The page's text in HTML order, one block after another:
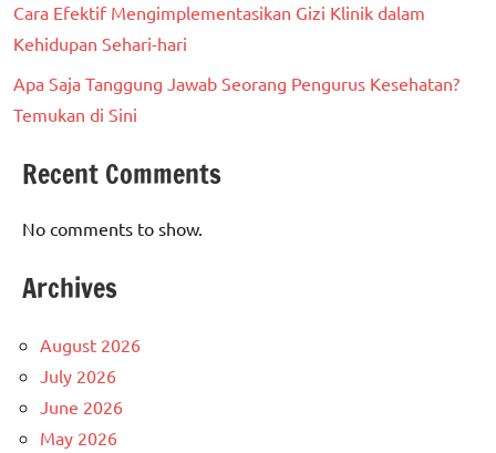
Cara Efektif Mengimplementasikan Gizi Klinik dalam
Kehidupan Sehari-hari
Apa Saja Tanggung Jawab Seorang Pengurus Kesehatan?
Temukan di Sini
Recent Comments
No comments to show.
Archives
August 2026
July 2026
June 2026
May 2026